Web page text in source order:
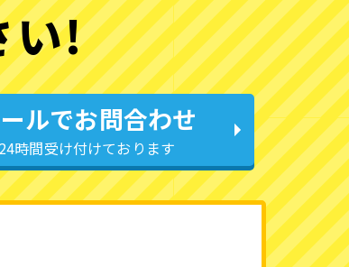
い!
ルでお問合わせ
24時間受け付けております